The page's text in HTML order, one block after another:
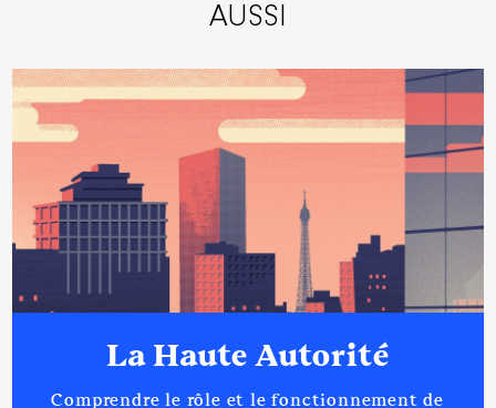
AUSSI
La Haute Autorité
Comprendre le rôle et le fonctionnement de